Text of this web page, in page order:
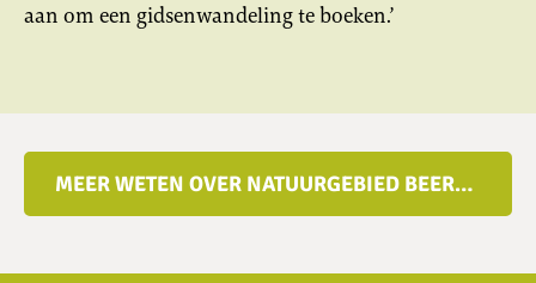
aan om een gidsenwandeling te boeken.’
MEER WETEN OVER NATUURGEBIED BEERSCHOTEN?